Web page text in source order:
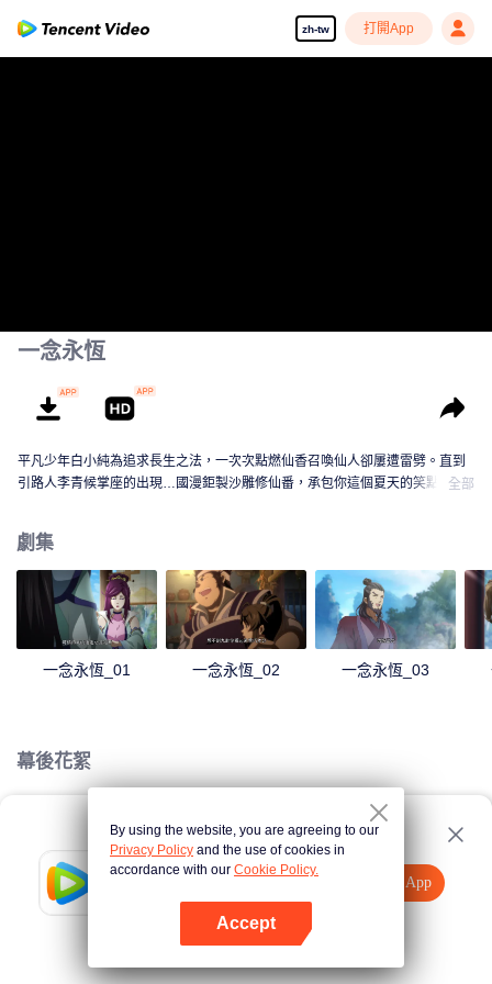
zh-tw 打開App
Tencent Video
打開App
點擊此處
一念永恆
平凡少年白小純為追求長生之法，一次次點燃仙香召喚仙人卻屢遭雷劈。直到
引路人李青候掌座的出現…國漫鉅製沙雕修仙番，承包你這個夏天的笑點！全部
劇集
一念永恆_01 一念永恆_02 一念永恆_03
幕後花絮
Loading…By using the website, you are agreeing to our
Privacy Policy and the use of cookies in
accordance with our Cookie Policy.
Accept